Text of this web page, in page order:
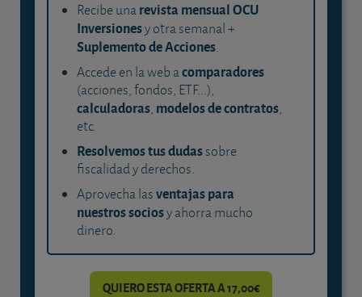
Recibe unarevista mensual OCU
Inversionesy otra semanal +
Suplemento de Acciones.
Accede en la web acomparadores
(acciones, fondos, ETF...),
calculadoras, modelos de contratos,
etc.
Resolvemos tus dudassobre
fiscalidad y derechos.
Aprovecha lasventajas para
nuestros sociosy ahorra mucho
dinero.
QUIERO ESTA OFERTA A 17,00€